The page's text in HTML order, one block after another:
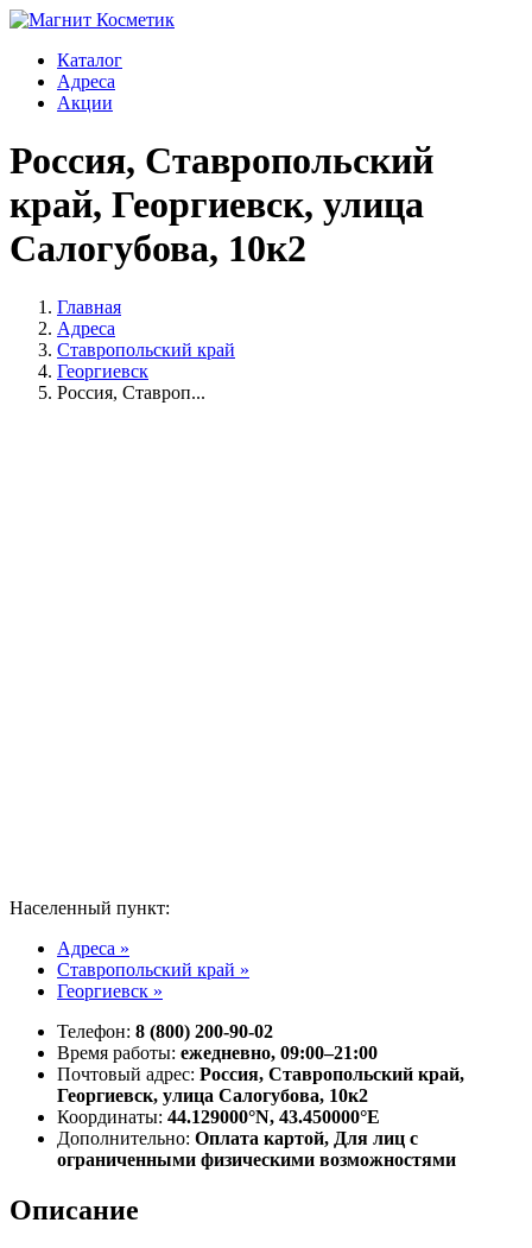
Каталог
Адреса
Акции
Россия, Ставропольский
край, Георгиевск, улица
Салогубова, 10к2
Главная
Адреса
Ставропольский край
Георгиевск
Россия, Ставроп...
Населенный пункт:
Адреса »
Ставропольский край »
Георгиевск »
Телефон: 8 (800) 200-90-02
Время работы: ежедневно, 09:00–21:00
Почтовый адрес: Россия, Ставропольский край,
Георгиевск, улица Салогубова, 10к2
Координаты: 44.129000°N, 43.450000°E
Дополнительно: Оплата картой, Для лиц с
ограниченными физическими возможностями
Описание